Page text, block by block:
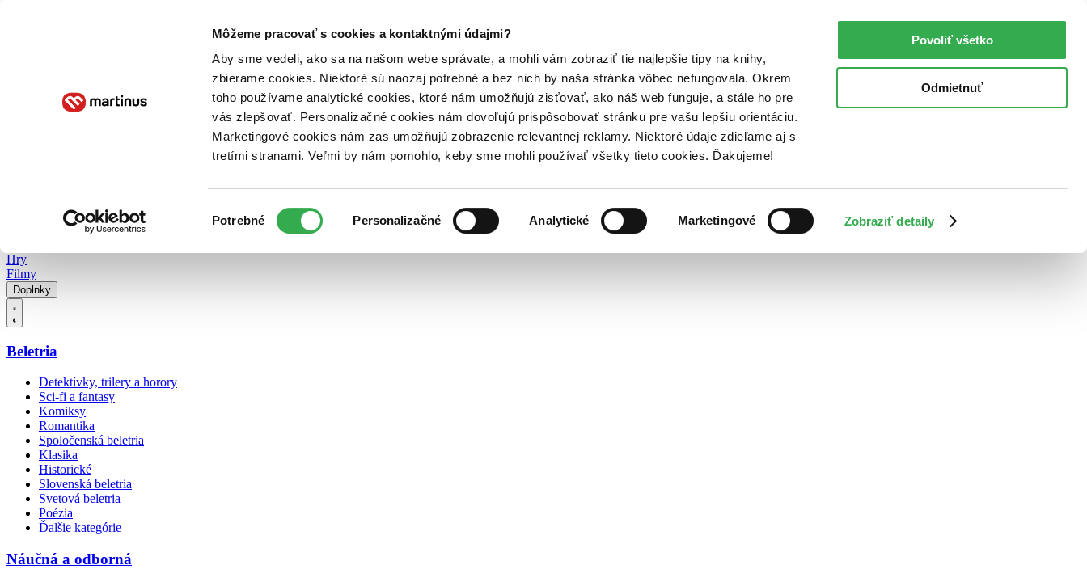
Môžeme pracovať s cookies a kontaktnými údajmi?
Aby sme vedeli, ako sa na našom webe správate, a mohli vám zobraziť tie najlepšie tipy na knihy,
zbierame cookies. Niektoré sú naozaj potrebné a bez nich by naša stránka vôbec nefungovala. Okrem
toho používame analytické cookies, ktoré nám umožňujú zisťovať, ako náš web funguje, a stále ho pre
vás zlepšovať. Personalizačné cookies nám dovoľujú prispôsobovať stránku pre vašu lepšiu orientáciu.
Marketingové cookies nám zas umožňujú zobrazenie relevantnej reklamy. Niektoré údaje zdieľame aj s
tretími stranami. Veľmi by nám pomohlo, keby sme mohli používať všetky tieto cookies. Ďakujeme!
súhlasu
Potrebné Personalizačné Analytické Marketingové Zobraziť detaily
Povoliť všetko
Odmietnuť
Poukážky Kontakt
Hry
Filmy
Doplnky
Beletria
Detektívky, trilery a horory
Sci-fi a fantasy
Komiksy
Romantika
Spoločenská beletria
Klasika
Historické
Slovenská beletria
Svetová beletria
Poézia
Ďalšie kategórie
Náučná a odborná